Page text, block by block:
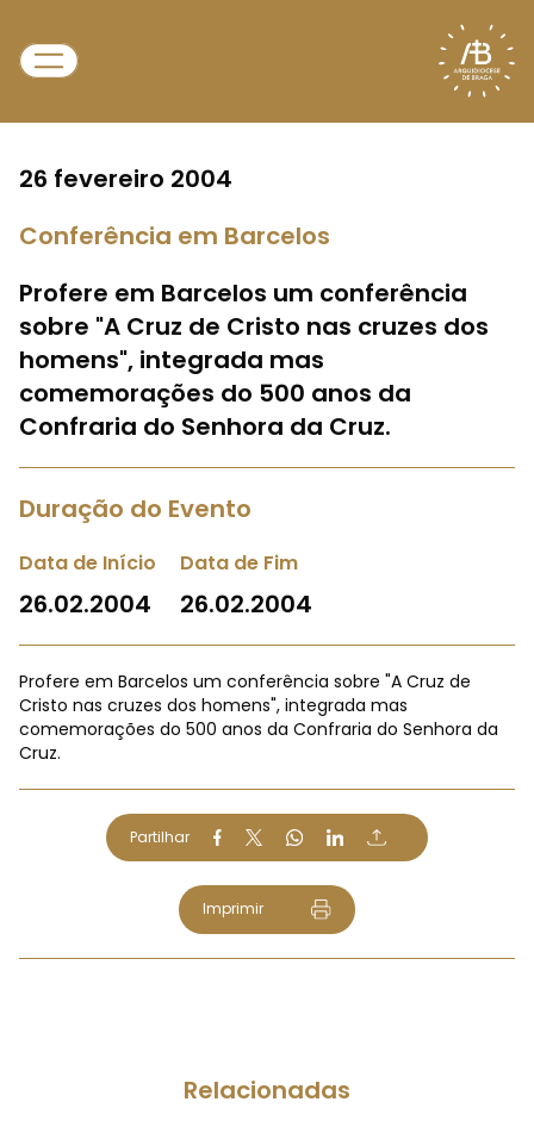
26 fevereiro 2004
Conferência em Barcelos
Profere em Barcelos um conferência
sobre "A Cruz de Cristo nas cruzes dos
homens", integrada mas
comemorações do 500 anos da
Confraria do Senhora da Cruz.
Duração do Evento
Data de Início
26.02.2004
Data de Fim
26.02.2004
Profere em Barcelos um conferência sobre "A Cruz de
Cristo nas cruzes dos homens", integrada mas
comemorações do 500 anos da Confraria do Senhora da
Cruz.
Partilhar
Imprimir
Relacionadas